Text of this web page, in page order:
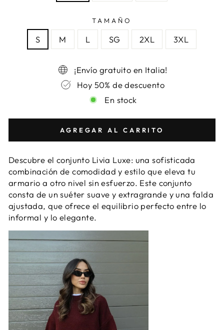
TAMAÑO
S M L SG 2XL 3XL
¡Envío gratuito en Italia!
Hoy 50% de descuento
En stock
AGREGAR AL CARRITO
Descubre el conjunto Livia Luxe: una sofisticada
combinación de comodidad y estilo que eleva tu
armario a otro nivel sin esfuerzo. Este conjunto
consta de un suéter suave y extragrande y una falda
ajustada, que ofrece el equilibrio perfecto entre lo
informal y lo elegante.